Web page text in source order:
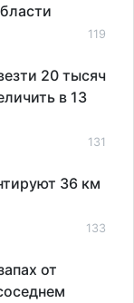
119
20 тысяч
в 13
131
36 км
133
от